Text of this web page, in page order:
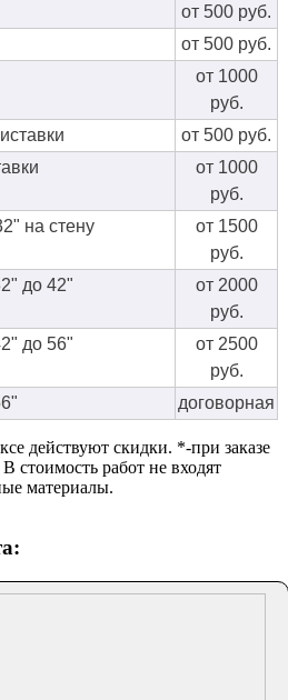
от 500 руб.
от 500 руб.
от 1000
руб.
от 500 руб.
от 1000
руб.
на стену
от 1500
руб.
до 42"
от 2000
руб.
до 56"
от 2500
руб.
договорная
действуют скидки. *-при заказе
стоимость работ не входят
материалы.